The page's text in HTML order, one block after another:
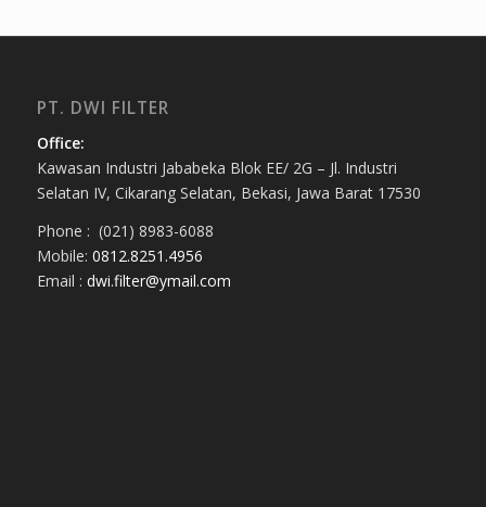
PT. DWI FILTER
Office:
Kawasan Industri Jababeka Blok EE/ 2G – Jl. Industri
Selatan IV, Cikarang Selatan, Bekasi, Jawa Barat 17530
Phone : (021) 8983-6088
Mobile: 0812.8251.4956
Email : dwi.filter@ymail.com